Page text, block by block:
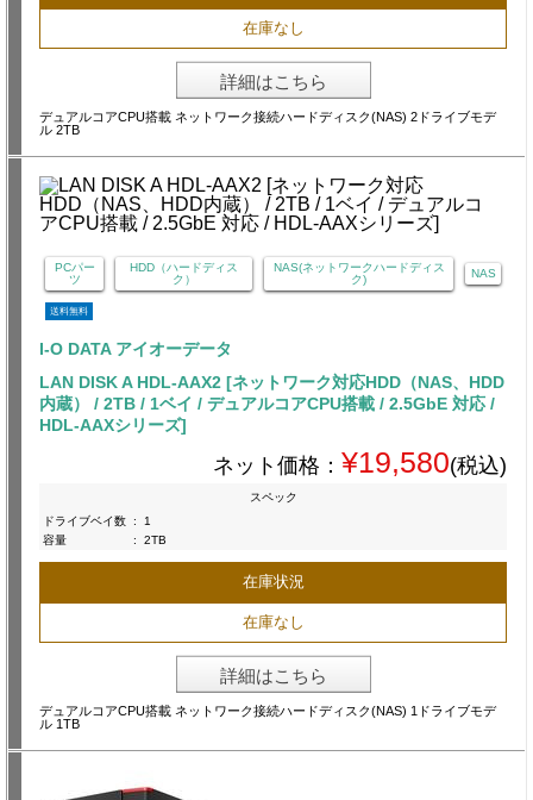
在庫なし
詳細はこちら
デュアルコアCPU搭載 ネットワーク接続ハードディスク(NAS) 2ドライブモデ
ル 2TB
PCパー
ツ
HDD（ハードディス
ク）
NAS(ネットワークハードディス
ク)
NAS
送料無料
I-O DATA アイオーデータ
LAN DISK A HDL-AAX2 [ネットワーク対応HDD（NAS、HDD
内蔵） / 2TB / 1ベイ / デュアルコアCPU搭載 / 2.5GbE 対応 /
HDL-AAXシリーズ]
ネット価格： ¥19,580(税込)
スペック
ドライブベイ数 :
1
容量
: 2TB
在庫状況
在庫なし
詳細はこちら
デュアルコアCPU搭載 ネットワーク接続ハードディスク(NAS) 1ドライブモデ
ル 1TB